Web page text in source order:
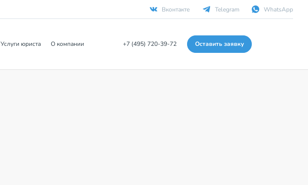
Вконтакте Telegram WhatsApp
Услуги юриста О компании +7 (495) 720-39-72 Оставить заявку